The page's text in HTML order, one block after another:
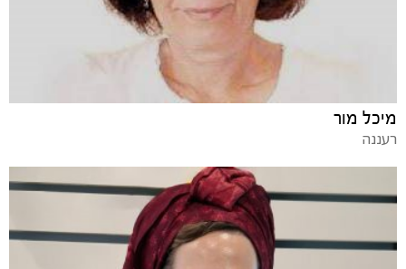
מיכל מור
רעננה